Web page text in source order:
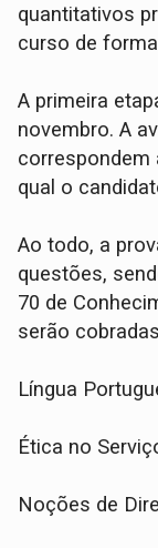
quantitativos
curso de
A primeira
novembro. A
correspondem
qual o
Ao todo, a
questões,
70 de
serão
Língua
Ética no
Noções de